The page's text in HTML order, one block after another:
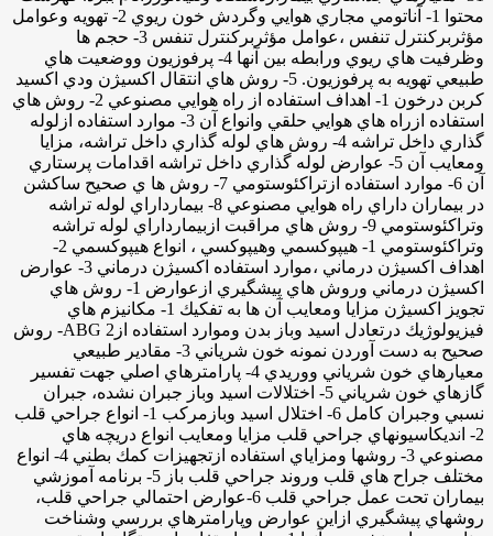
محتوا 1- آناتومي مجاري هوايي وگردش خون ريوي 2- تهويه وعوامل
مؤثربركنترل تنفس ،عوامل مؤثربركنترل تنفس 3- حجم ها
وظرفيت هاي ريوي ورابطه بين ‌آنها 4- پرفوزيون ووضعيت هاي
طبيعي تهويه به پرفوزيون. 5- روش هاي انتقال اكسيژن ودي اكسيد
كربن درخون 1- اهداف استفاده از راه هوايي مصنوعي 2- روش هاي
استفاده ازراه هاي هوايي حلقي وانواع آن 3- موارد استفاده ازلوله
گذاري داخل تراشه 4- روش هاي لوله گذاري داخل تراشه، مزايا
ومعايب آن 5- عوارض لوله گذاري داخل تراشه اقدامات پرستاري
آن 6- موارد استفاده ازتراكئوستومي 7- روش ها ي صحيح ساكشن
در بيماران داراي راه هوايي مصنوعي 8- بيمارداراي لوله تراشه
وتراكئوستومي 9- روش هاي مراقبت ازبيمارداراي لوله تراشه
وتراكئوستومي 1- هيپوكسمي وهيپوكسي ، انواع هيپوكسمي 2-
اهداف اكسيژن درماني ،موارد استفاده اكسيژن درماني 3- عوارض
اكسيژن درماني وروش هاي پيشگيري ازعوارض 1- روش هاي
تجويز اكسيژن مزايا ومعايب آن ها به تفكيك 1- مكانيزم هاي
فيزيولوژيك درتعادل اسيد وباز بدن وموارد استفاده ازABG 2- روش
صحيح به دست آوردن نمونه خون شرياني 3- مقادير طبيعي
معيارهاي خون شرياني ووريدي 4- پارامترهاي اصلي جهت تفسير
گازهاي خون شرياني 5- اختلالات اسيد وباز جبران نشده، جبران
نسبي وجبران كامل 6- اختلال اسيد وبازمركب 1- انواع جراحي قلب
2- انديكاسيونهاي جراحي قلب مزايا ومعايب انواع دريچه هاي
مصنوعي 3- روشها ومزاياي استفاده ازتجهيزات كمك بطني 4- انواع
مختلف جراح هاي قلب وروند جراحي قلب باز 5- برنامه آموزشي
بيماران تحت عمل جراحي قلب 6-عوارض احتمالي جراحي قلب،
روشهاي پيشگيري ازاين عوارض وپارامترهاي بررسي وشناخت